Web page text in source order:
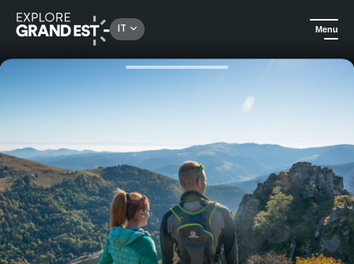
IT Menu
Idee soggiorno Il modo migliore per camminare... è il TUO modo!